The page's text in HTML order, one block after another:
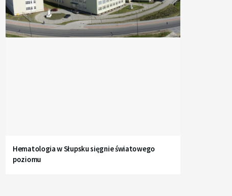
Hematologia w Słupsku sięgnie światowego
poziomu